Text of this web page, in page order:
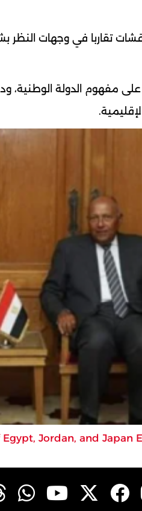
تقاربا في وجهات النظر
على مفهوم الدولة
Jordan, and